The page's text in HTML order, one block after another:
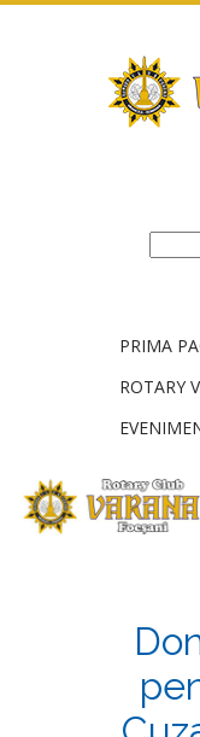
PRIMA
ROTARY